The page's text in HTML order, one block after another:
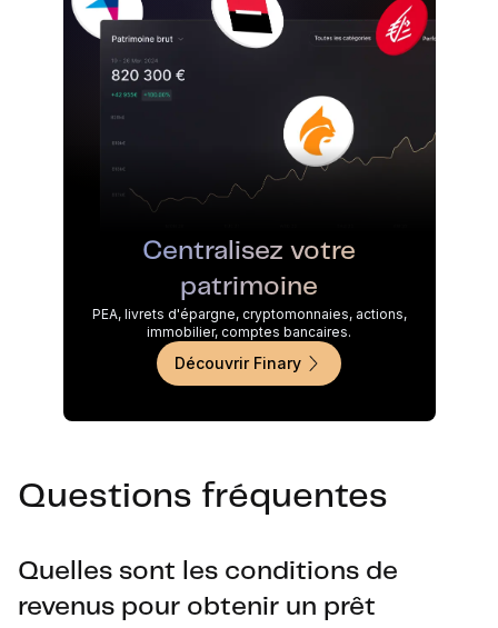
Centralisez votre
patrimoine
PEA, livrets d'épargne, cryptomonnaies, actions,
immobilier, comptes bancaires.
Découvrir Finary
Questions fréquentes
Quelles sont les conditions de
revenus pour obtenir un prêt